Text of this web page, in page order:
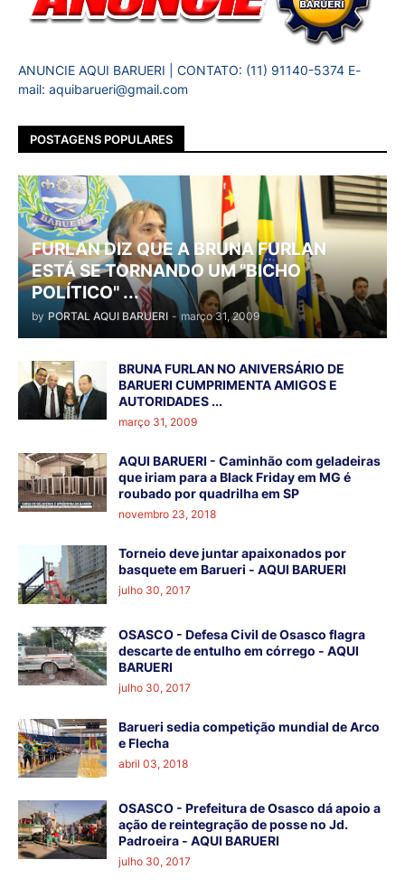
ANUNCIE AQUI BARUERI | CONTATO: (11) 91140-5374 E-
mail: aquibarueri@gmail.com
POSTAGENS POPULARES
FURLAN DIZ QUE A BRUNA FURLAN
ESTÁ SE TORNANDO UM "BICHO
POLÍTICO" ...
by PORTAL AQUI BARUERI - março 31, 2009
BRUNA FURLAN NO ANIVERSÁRIO DE
BARUERI CUMPRIMENTA AMIGOS E
AUTORIDADES ...
março 31, 2009
AQUI BARUERI - Caminhão com geladeiras
que iriam para a Black Friday em MG é
roubado por quadrilha em SP
novembro 23, 2018
Torneio deve juntar apaixonados por
basquete em Barueri - AQUI BARUERI
julho 30, 2017
OSASCO - Defesa Civil de Osasco flagra
descarte de entulho em córrego - AQUI
BARUERI
julho 30, 2017
Barueri sedia competição mundial de Arco
e Flecha
abril 03, 2018
OSASCO - Prefeitura de Osasco dá apoio a
ação de reintegração de posse no Jd.
Padroeira - AQUI BARUERI
julho 30, 2017